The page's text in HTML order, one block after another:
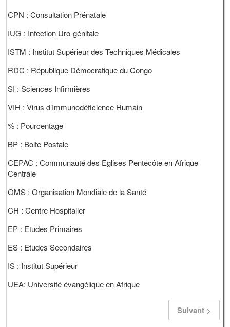
CPN : Consultation Prénatale
IUG : Infection Uro-génitale
ISTM : Institut Supérieur des Techniques Médicales
RDC : République Démocratique du Congo
SI : Sciences Infirmières
VIH : Virus d’Immunodéficience Humain
% : Pourcentage
BP : Boite Postale
CEPAC : Communauté des Eglises Pentecôte en Afrique
Centrale
OMS : Organisation Mondiale de la Santé
CH : Centre Hospitalier
EP : Etudes Primaires
ES : Etudes Secondaires
IS : Institut Supérieur
UEA: Université évangélique en Afrique
Suivant >